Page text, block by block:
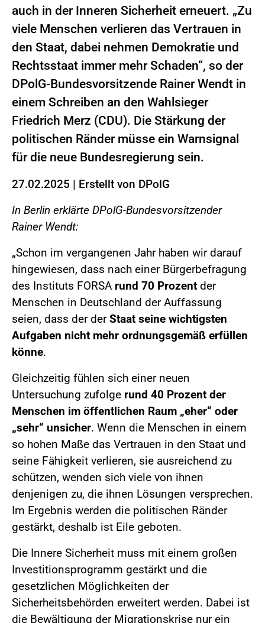
auch in der Inneren Sicherheit erneuert. „Zu
viele Menschen verlieren das Vertrauen in
den Staat, dabei nehmen Demokratie und
Rechtsstaat immer mehr Schaden“, so der
DPolG-Bundesvorsitzende Rainer Wendt in
einem Schreiben an den Wahlsieger
Friedrich Merz (CDU). Die Stärkung der
politischen Ränder müsse ein Warnsignal
für die neue Bundesregierung sein.
27.02.2025 | Erstellt von DPolG
In Berlin erklärte DPolG-Bundesvorsitzender
Rainer Wendt:
„Schon im vergangenen Jahr haben wir darauf
hingewiesen, dass nach einer Bürgerbefragung
des Instituts FORSA rund 70 Prozent der
Menschen in Deutschland der Auffassung
seien, dass der derStaat seine wichtigsten
Aufgaben nicht mehr ordnungsgemäß erfüllen
könne.
Gleichzeitig fühlen sich einer neuen
Untersuchung zufolge rund 40 Prozent der
Menschen im öffentlichen Raum „eher“ oder
„sehr“ unsicher. Wenn die Menschen in einem
so hohen Maße das Vertrauen in den Staat und
seine Fähigkeit verlieren, sie ausreichend zu
schützen, wenden sich viele von ihnen
denjenigen zu, die ihnen Lösungen versprechen.
Im Ergebnis werden die politischen Ränder
gestärkt, deshalb ist Eile geboten.
Die Innere Sicherheit muss mit einem großen
Investitionsprogramm gestärkt und die
gesetzlichen Möglichkeiten der
Sicherheitsbehörden erweitert werden. Dabei ist
die Bewältigung der Migrationskrise nur ein